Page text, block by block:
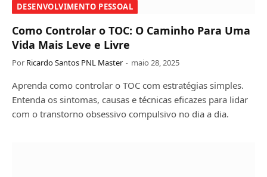
DESENVOLVIMENTO PESSOAL
Como Controlar o TOC: O Caminho Para Uma
Vida Mais Leve e Livre
Por Ricardo Santos PNL Master maio 28, 2025
Aprenda como controlar o TOC com estratégias simples.
Entenda os sintomas, causas e técnicas eficazes para lidar
com o transtorno obsessivo compulsivo no dia a dia.